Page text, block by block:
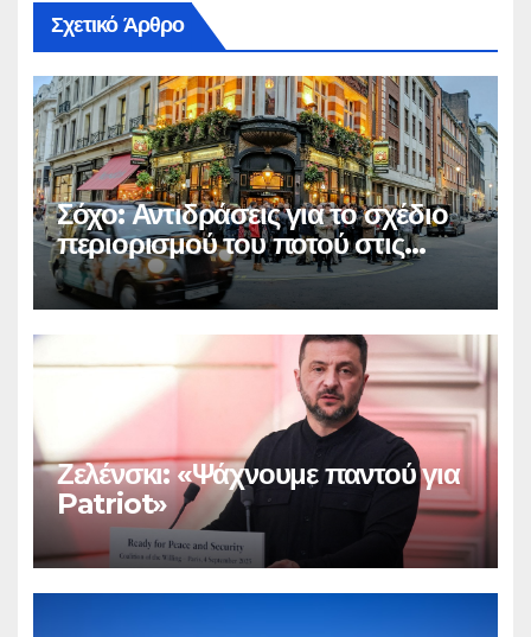
Σχετικό Άρθρο
Σόχο: Αντιδράσεις για το σχέδιο
περιορισμού του ποτού στις
παμπ
Ζελένσκι: «Ψάχνουμε παντού για
Patriot»